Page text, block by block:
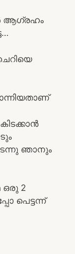
ആഗ്രഹം
ഞാനും
ഒരു 2
പെട്ടന്ന്